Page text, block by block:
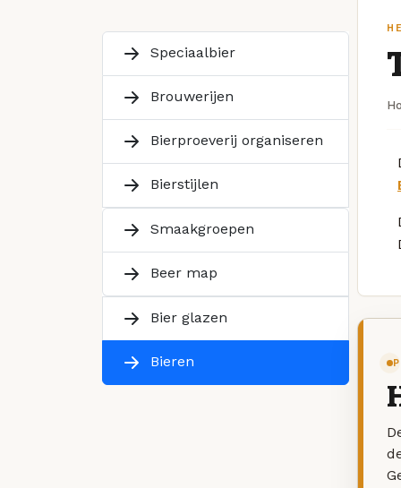
Speciaalbier
Brouwerijen
Bierproeverij organiseren
Bierstijlen
Smaakgroepen
Beer map
Bier glazen
Bieren